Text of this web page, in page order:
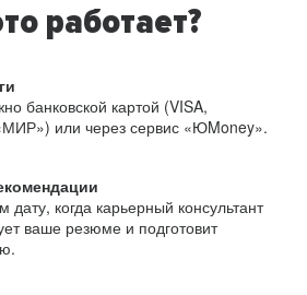
работает?
банковской картой (VISA,
или через сервис «ЮMoney».
когда карьерный консультант
ваше резюме и подготовит